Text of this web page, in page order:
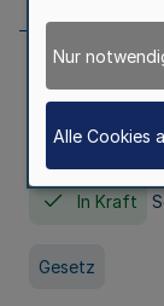
Gesetz
HG)
In Kraft
Gesetz
Nur
Alle Cookies